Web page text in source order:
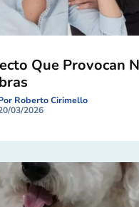
Que Provocan
Roberto Cirimello
03/2026